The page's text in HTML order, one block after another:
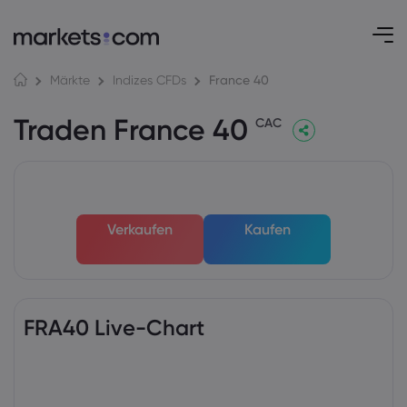
Märkte Indizes CFDs France 40
Traden France 40 CAC
Verkaufen Kaufen
FRA40 Live-Chart